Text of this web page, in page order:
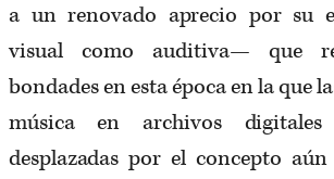
a un renovado aprecio por su
visual como auditiva— que
bondades en esta época en la que
música en archivos
desplazadas por el concepto